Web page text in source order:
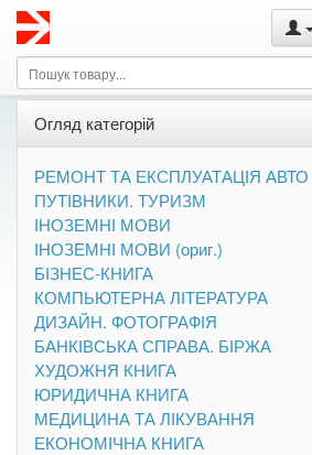
Огляд категорій
РЕМОНТ ТА ЕКСПЛУАТАЦІЯ АВТО
ПУТІВНИКИ. ТУРИЗМ
ІНОЗЕМНІ МОВИ
ІНОЗЕМНІ МОВИ (ориг.)
БІЗНЕС-КНИГА
КОМПЬЮТЕРНА ЛІТЕРАТУРА
ДИЗАЙН. ФОТОГРАФІЯ
БАНКІВСЬКА СПРАВА. БІРЖА
ХУДОЖНЯ КНИГА
ЮРИДИЧНА КНИГА
МЕДИЦИНА ТА ЛІКУВАННЯ
ЕКОНОМІЧНА КНИГА